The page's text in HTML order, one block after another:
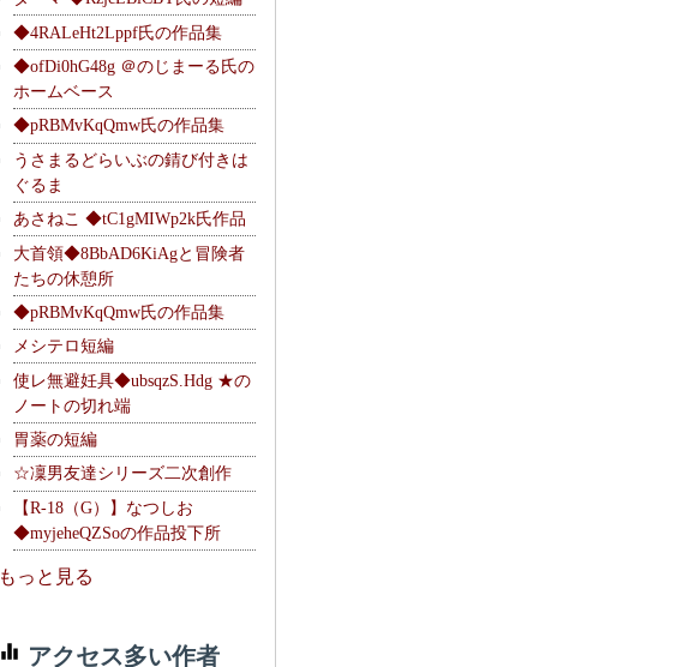
◆4RALeHt2Lppf氏の作品集
◆ofDi0hG48g ＠のじまーる氏の
ホームベース
◆pRBMvKqQmw氏の作品集
うさまるどらいぶの錆び付きは
ぐるま
あさねこ ◆tC1gMIWp2k氏作品
大首領◆8BbAD6KiAgと冒険者
たちの休憩所
◆pRBMvKqQmw氏の作品集
メシテロ短編
使レ無避妊具◆ubsqzS.Hdg ★の
ノートの切れ端
胃薬の短編
☆凜男友達シリーズ二次創作
【R-18（G）】なつしお
◆myjeheQZSoの作品投下所
もっと見る
アクセス多い作者